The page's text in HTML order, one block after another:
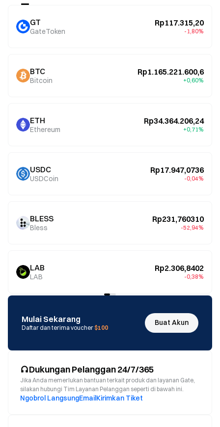
GT
GateToken
Rp117.315,20
-1,80%
BTC
Bitcoin
Rp1.165.221.600,6
+0,60%
ETH
Ethereum
Rp34.364.206,24
+0,71%
USDC
USDCoin
Rp17.947,0736
-0,04%
BLESS
Bless
Rp231,760310
-52,94%
LAB
LAB
Rp2.306,8402
-0,38%
Mulai Sekarang
Daftar dan terima voucher $100
Buat Akun
Dukungan Pelanggan 24/7/365
Jika Anda memerlukan bantuan terkait produk dan layanan Gate,
silakan hubungi Tim Layanan Pelanggan seperti di bawah ini.
Ngobrol LangsungEmailKirimkan Tiket